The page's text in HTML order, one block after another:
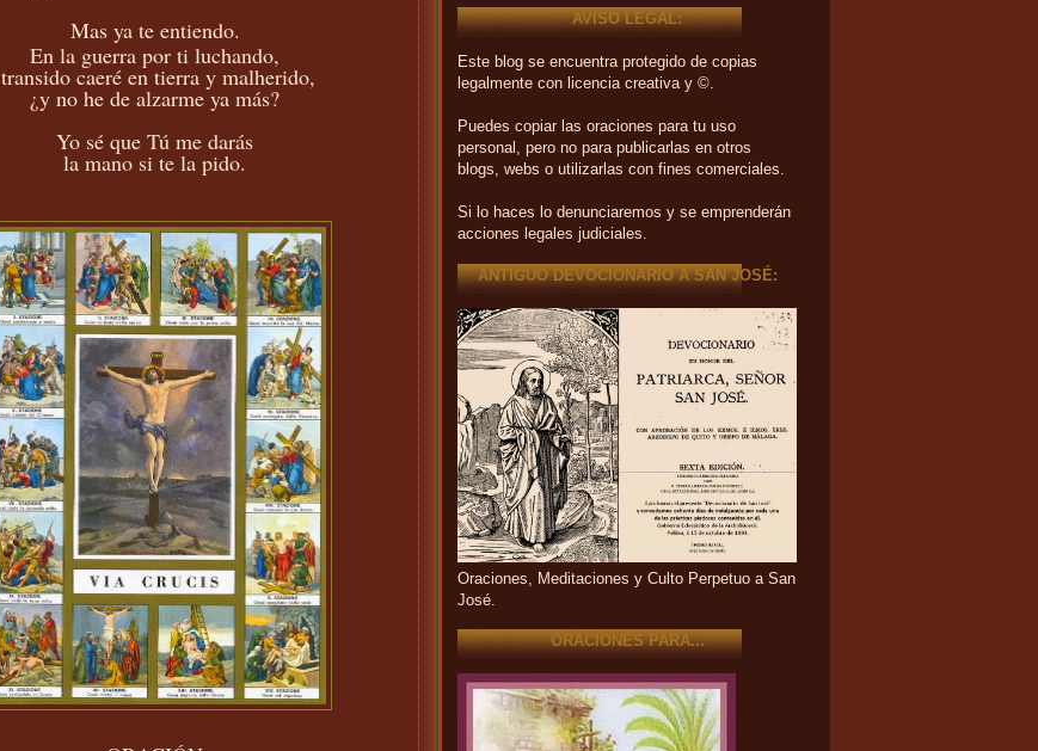
Mas ya te entiendo.
En la guerra por ti luchando,
transido caeré en tierra y malherido,
¿y no he de alzarme ya más?
Yo sé que Tú me darás
la mano si te la pido.
AVISO LEGAL:
Este blog se encuentra protegido de copias
legalmente con licencia creativa y ©.
Puedes copiar las oraciones para tu uso
personal, pero no para publicarlas en otros
blogs, webs o utilizarlas con fines comerciales.
Si lo haces lo denunciaremos y se emprenderán
acciones legales judiciales.
ANTIGUO DEVOCIONARIO A SAN JOSÉ:
Oraciones, Meditaciones y Culto Perpetuo a San
José.
ORACIONES PARA...